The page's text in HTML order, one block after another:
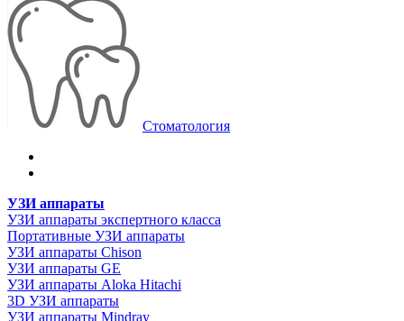
Стоматология
УЗИ аппараты
УЗИ аппараты экспертного класса
Портативные УЗИ аппараты
УЗИ аппараты Chison
УЗИ аппараты GE
УЗИ аппараты Aloka Hitachi
3D УЗИ аппараты
УЗИ аппараты Mindray